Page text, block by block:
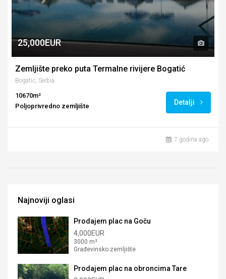
25,000EUR
Zemljište preko puta Termalne rivijere Bogatić
Bogatić, Serbia
10670m²
Poljoprivredno zemljište
Detalji
7 godina ago
Najnoviji oglasi
Prodajem plac na Goču
4,000EUR
3000 m²
Građevinsko zemljište
Prodajem plac na obroncima Tare